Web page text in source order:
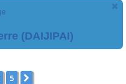
(DAIJIPAI)
5